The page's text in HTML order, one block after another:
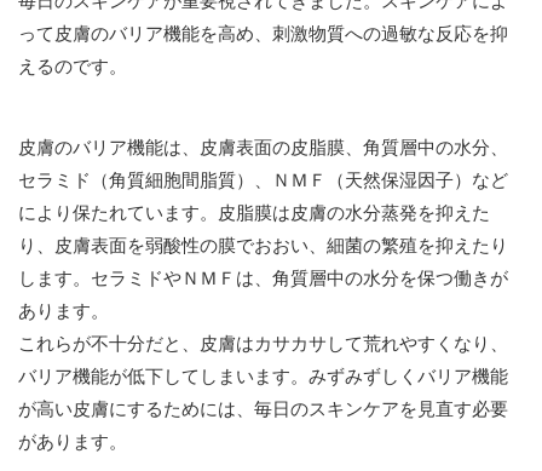
って皮膚のバリア機能を高め、刺激物質への過敏な反応を抑
えるのです。
皮膚のバリア機能は、皮膚表面の皮脂膜、角質層中の水分、
セラミド（角質細胞間脂質）、ＮＭＦ（天然保湿因子）など
により保たれています。皮脂膜は皮膚の水分蒸発を抑えた
り、皮膚表面を弱酸性の膜でおおい、細菌の繁殖を抑えたり
します。セラミドやＮＭＦは、角質層中の水分を保つ働きが
あります。
これらが不十分だと、皮膚はカサカサして荒れやすくなり、
バリア機能が低下してしまいます。みずみずしくバリア機能
が高い皮膚にするためには、毎日のスキンケアを見直す必要
があります。